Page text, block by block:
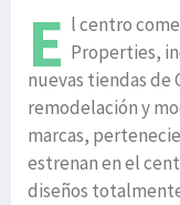
E l centro
Properties,
nuevas tiendas de
remodelación y
marcas,
estrenan en el
diseños